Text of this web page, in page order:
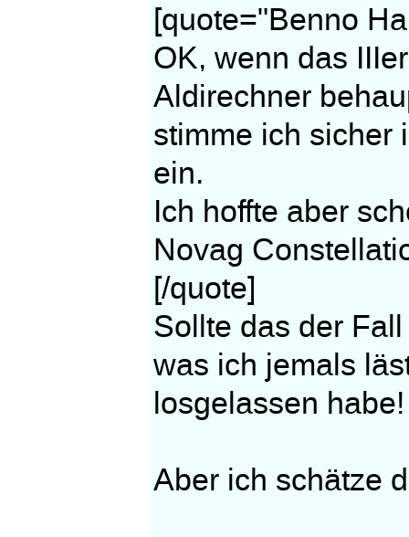
[quote="Benno
OK, wenn das
Aldirechner
stimme ich sicher
ein.
Ich hoffte aber
Novag
[/quote]
Sollte das der
was ich jemals
losgelassen
Aber ich schätze